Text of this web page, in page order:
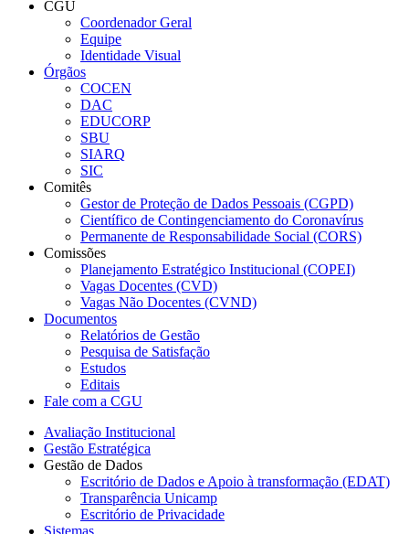
CGU
Coordenador Geral
Equipe
Identidade Visual
Órgãos
COCEN
DAC
EDUCORP
SBU
SIARQ
SIC
Comitês
Gestor de Proteção de Dados Pessoais (CGPD)
Científico de Contingenciamento do Coronavírus
Permanente de Responsabilidade Social (CORS)
Comissões
Planejamento Estratégico Institucional (COPEI)
Vagas Docentes (CVD)
Vagas Não Docentes (CVND)
Documentos
Relatórios de Gestão
Pesquisa de Satisfação
Estudos
Editais
Fale com a CGU
Avaliação Institucional
Gestão Estratégica
Gestão de Dados
Escritório de Dados e Apoio à transformação (EDAT)
Transparência Unicamp
Escritório de Privacidade
Sistemas